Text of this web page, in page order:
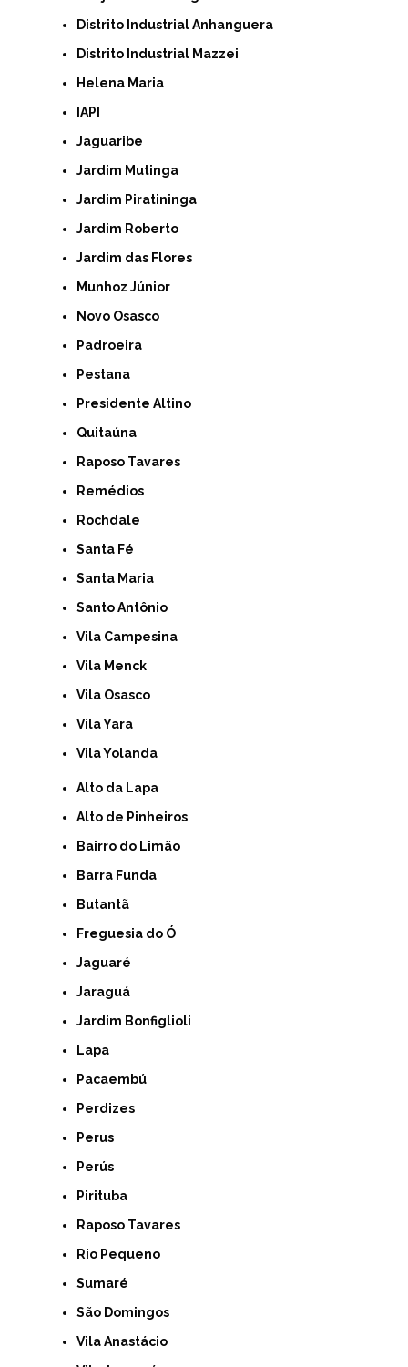
Distrito Industrial Anhanguera
Distrito Industrial Mazzei
Helena Maria
IAPI
Jaguaribe
Jardim Mutinga
Jardim Piratininga
Jardim Roberto
Jardim das Flores
Munhoz Júnior
Novo Osasco
Padroeira
Pestana
Presidente Altino
Quitaúna
Raposo Tavares
Remédios
Rochdale
Santa Fé
Santa Maria
Santo Antônio
Vila Campesina
Vila Menck
Vila Osasco
Vila Yara
Vila Yolanda
Alto da Lapa
Alto de Pinheiros
Bairro do Limão
Barra Funda
Butantã
Freguesia do Ó
Jaguaré
Jaraguá
Jardim Bonfiglioli
Lapa
Pacaembú
Perdizes
Perus
Perús
Pirituba
Raposo Tavares
Rio Pequeno
Sumaré
São Domingos
Vila Anastácio